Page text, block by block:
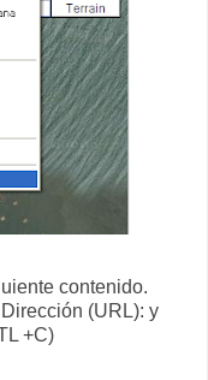
contenido.
(URL): y
+C)